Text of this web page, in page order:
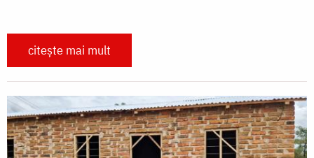
citește mai mult